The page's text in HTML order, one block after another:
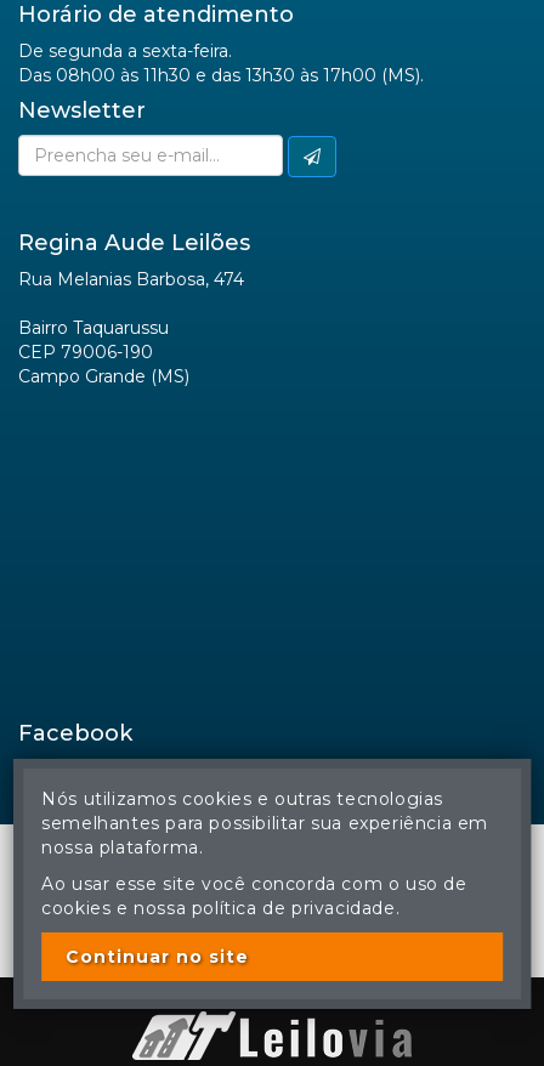
Horário de atendimento
De segunda a sexta-feira.
Das 08h00 às 11h30 e das 13h30 às 17h00 (MS).
Newsletter
Regina Aude Leilões
Rua Melanias Barbosa, 474
Bairro Taquarussu
CEP 79006-190
Campo Grande (MS)
Facebook
© Regina Aude Leilões - Todos os direitos reservados
A cópia ou reprodução não autorizada do conteúdo deste site
poderá acarretar em penas previstas em lei.
Nós utilizamos cookies e outras tecnologias
semelhantes para possibilitar sua experiência em
nossa plataforma.
Ao usar esse site você concorda com o uso de
cookies e nossa política de privacidade.
Continuar no site